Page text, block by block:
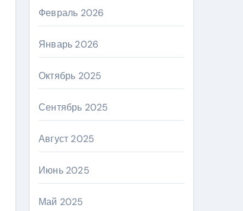
Февраль 2026
Январь 2026
Октябрь 2025
Сентябрь 2025
Август 2025
Июнь 2025
Май 2025